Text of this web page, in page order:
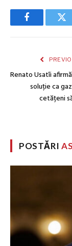
Facebook
Renato Usatîi
soluție ca
cetățeni
POSTĂRI